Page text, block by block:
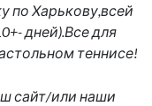
по Харькову,всей
дней).Все для
теннисе!
сайт/или наши